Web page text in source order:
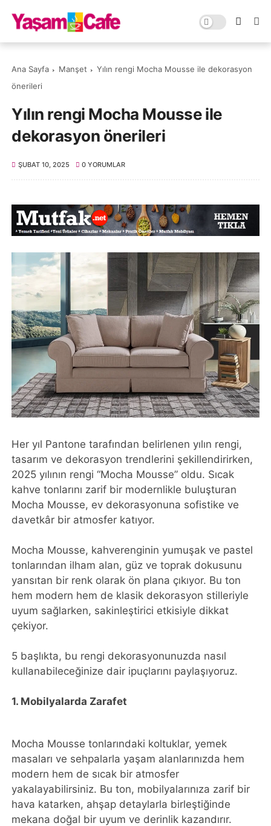
Ana Sayfa Manşet
Yılın rengi Mocha Mousse ile dekorasyon
önerileri
Yılın rengi Mocha Mousse ile
dekorasyon önerileri
ŞUBAT 10, 2025 0 YORUMLAR
Her yıl Pantone tarafından belirlenen yılın rengi,
tasarım ve dekorasyon trendlerini şekillendirirken,
2025 yılının rengi “Mocha Mousse” oldu. Sıcak
kahve tonlarını zarif bir modernlikle buluşturan
Mocha Mousse, ev dekorasyonuna sofistike ve
davetkâr bir atmosfer katıyor.
Mocha Mousse, kahverenginin yumuşak ve pastel
tonlarından ilham alan, güz ve toprak dokusunu
yansıtan bir renk olarak ön plana çıkıyor. Bu ton
hem modern hem de klasik dekorasyon stilleriyle
uyum sağlarken, sakinleştirici etkisiyle dikkat
çekiyor.
5 başlıkta, bu rengi dekorasyonunuzda nasıl
kullanabileceğinize dair ipuçlarını paylaşıyoruz.
1. Mobilyalarda Zarafet
Mocha Mousse tonlarındaki koltuklar, yemek
masaları ve sehpalarla yaşam alanlarınızda hem
modern hem de sıcak bir atmosfer
yakalayabilirsiniz. Bu ton, mobilyalarınıza zarif bir
hava katarken, ahşap detaylarla birleştiğinde
mekana doğal bir uyum ve derinlik kazandırır.